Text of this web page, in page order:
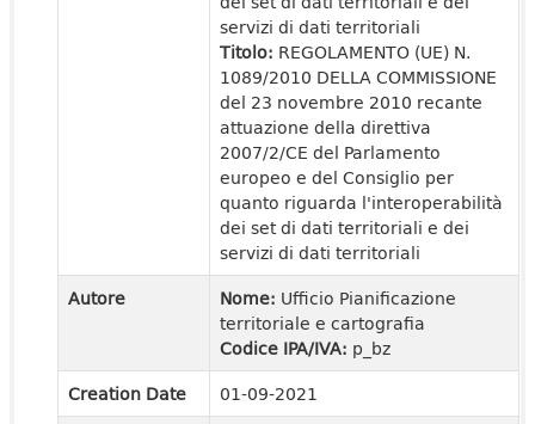
servizi di dati territoriali
Titolo: REGOLAMENTO (UE) N.
1089/2010 DELLA COMMISSIONE
del 23 novembre 2010 recante
attuazione della direttiva
2007/2/CE del Parlamento
europeo e del Consiglio per
quanto riguarda l'interoperabilità
dei set di dati territoriali e dei
servizi di dati territoriali
Autore
Nome: Ufficio Pianificazione
territoriale e cartografia
Codice IPA/IVA: p_bz
Creation Date
01-09-2021